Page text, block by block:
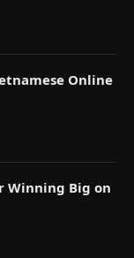
Online
Winning Big on